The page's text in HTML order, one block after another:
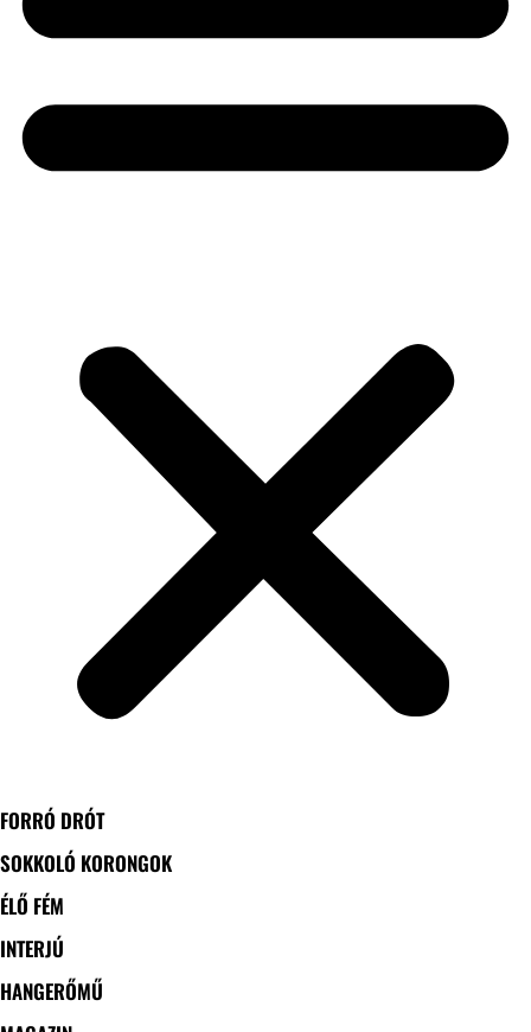
FORRÓ DRÓT
SOKKOLÓ KORONGOK
ÉLŐ FÉM
INTERJÚ
HANGERŐMŰ